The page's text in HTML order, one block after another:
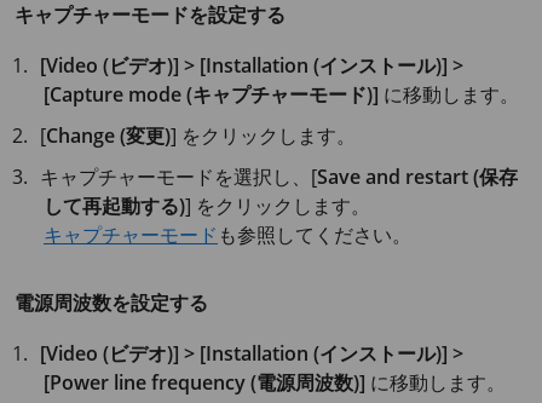
キャプチャーモードを設定する
[Video (ビデオ)] > [Installation (インストール)] >
[Capture mode (キャプチャーモード)] に移動します。
[Change (変更)] をクリックします。
キャプチャーモードを選択し、[Save and restart (保存
して再起動する)] をクリックします。
キャプチャーモード も参照してください。
電源周波数を設定する
[Video (ビデオ)] > [Installation (インストール)] >
[Power line frequency (電源周波数)] に移動します。